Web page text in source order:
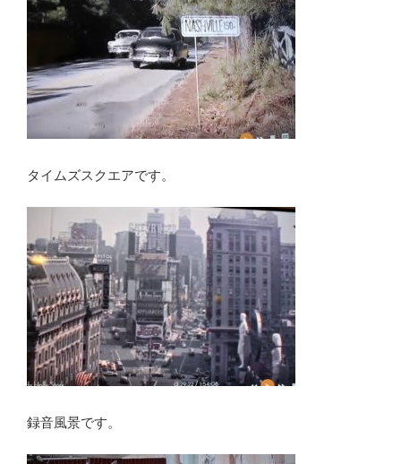
タイムズスクエアです。
録音風景です。